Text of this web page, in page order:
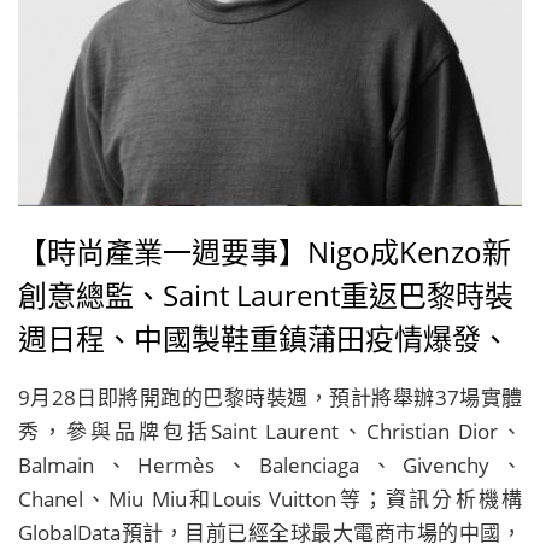
【時尚產業一週要事】Nigo成Kenzo新
創意總監、Saint Laurent重返巴黎時裝
週日程、中國製鞋重鎮蒲田疫情爆發、
新疆棉事件令H&M上季業績慘淡
9月28日即將開跑的巴黎時裝週，預計將舉辦37場實體
秀，參與品牌包括Saint Laurent、Christian Dior、
Balmain、Hermès、Balenciaga、Givenchy、
Chanel、Miu Miu和Louis Vuitton等；資訊分析機構
GlobalData預計，目前已經全球最大電商市場的中國，